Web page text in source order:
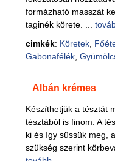
formázható masszát
taginék körete. ...
cimkék: Köretek,
Gabonafélék,
Albán krémes
Készíthetjük a tésztát
tésztából is finom. A
ki és így süssük meg,
szükség szerint